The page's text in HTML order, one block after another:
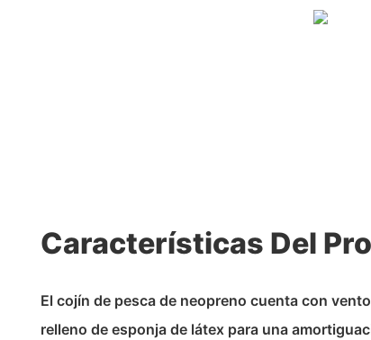
Características Del
El cojín de pesca de neopreno cuenta con
relleno de esponja de látex para una